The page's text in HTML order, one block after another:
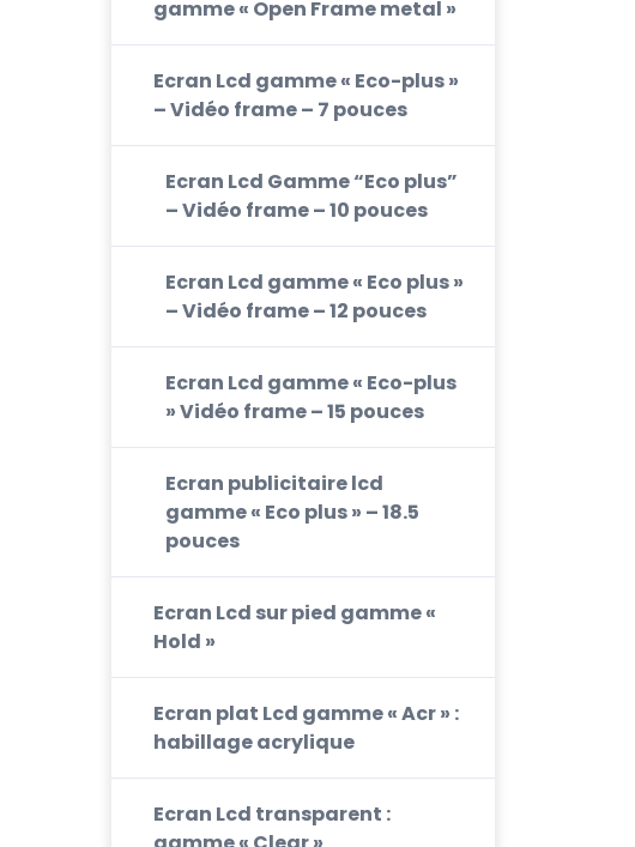
gamme « Open Frame metal »
Ecran Lcd gamme « Eco-plus »
– Vidéo frame – 7 pouces
Ecran Lcd Gamme “Eco plus”
– Vidéo frame – 10 pouces
Ecran Lcd gamme « Eco plus »
– Vidéo frame – 12 pouces
Ecran Lcd gamme « Eco-plus
» Vidéo frame – 15 pouces
Ecran publicitaire lcd
gamme « Eco plus » – 18.5
pouces
Ecran Lcd sur pied gamme «
Hold »
Ecran plat Lcd gamme « Acr » :
habillage acrylique
Ecran Lcd transparent :